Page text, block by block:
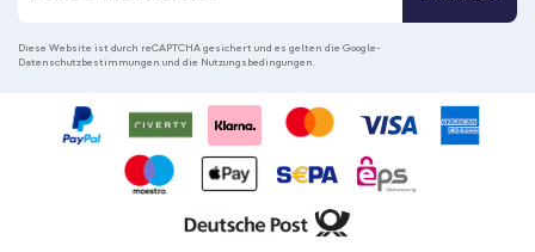
d
e
Diese Website ist durch reCAPTCHA gesichert und es gelten dieGoogle-
Datenschutzbestimmungen und die Nutzungsbedingungen.